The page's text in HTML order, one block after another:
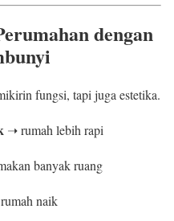
dengan
fungsi, tapi juga estetika.
➝ rumah lebih rapi
banyak ruang
naik